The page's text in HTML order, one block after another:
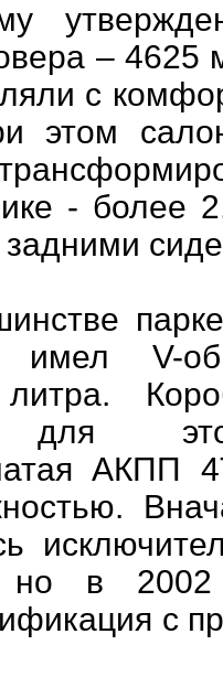
–
с
этом
- более
V-
для
АКПП
но в
с